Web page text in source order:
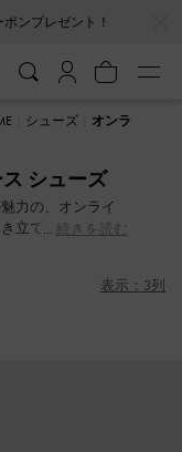
ンプレゼント！
ンプレゼント！
シューズ
オンラ
シューズ
力の、オンライ
立てる一足で、
続きを読む
表示：3列